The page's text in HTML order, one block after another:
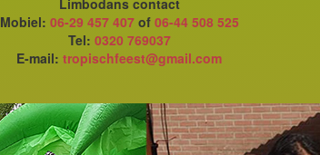
Mobiel: 06-29 457 407of 06-44 508 525
Tel: 0320 769037
E-mail: tropischfeest@gmail.com